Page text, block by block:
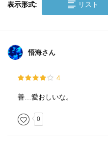
表示形式: リスト
悟海さん
4
善…愛おしいな。
0